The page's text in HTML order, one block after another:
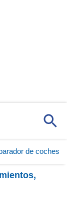
de coches